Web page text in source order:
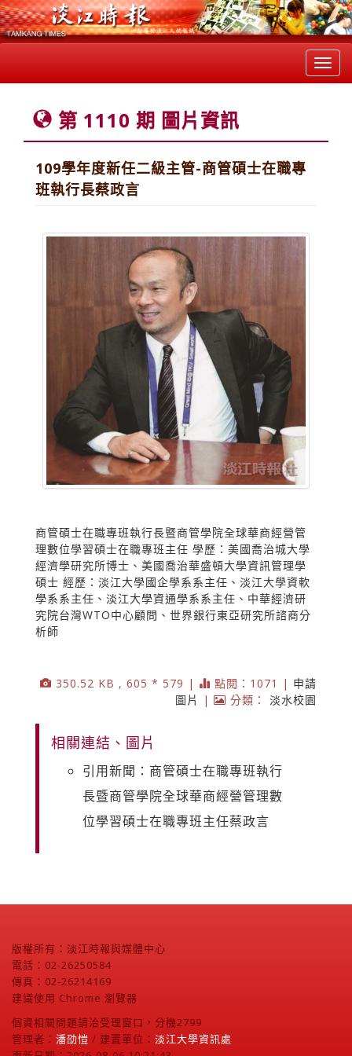
第 1110 期 圖片資訊
109學年度新任二級主管-商管碩士在職專
班執行長蔡政言
商管碩士在職專班執行長暨商管學院全球華商經營管
理數位學習碩士在職專班主任 學歷：美國喬治城大學
經濟學研究所博士、美國喬治華盛頓大學資訊管理學
碩士 經歷：淡江大學國企學系系主任、淡江大學資軟
學系系主任、淡江大學資通學系系主任、中華經濟研
究院台灣WTO中心顧問、世界銀行東亞研究所諮商分
析師
350.52 KB , 605 * 579 | 點閱：1071 | 申請
圖片
| 分類： 淡水校園
相關連結、圖片
引用新聞：商管碩士在職專班執行
長暨商管學院全球華商經營管理數
位學習碩士在職專班主任蔡政言
版權所有：淡江時報與媒體中心
電話：02-26250584
傳真：02-26214169
建議使用 Chrome 瀏覽器
個資相關問題請洽受理窗口，分機2799
管理者： 潘劭愷 / 建置單位： 淡江大學資訊處